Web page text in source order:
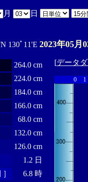
月 日
130ﾟ11'E 2023年05月
264.0 cm
224.0 cm
184.0 cm
166.0 cm
68.0 cm
132.0 cm
126.0 cm
1.2 日
6.8 時
[データ
0 1